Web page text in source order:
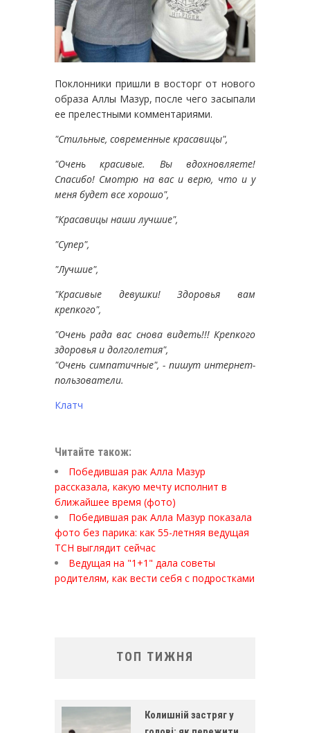
Поклонники пришли в восторг от нового
образа Аллы Мазур, после чего засыпали
ее прелестными комментариями.
"Стильные, современные красавицы",
"Очень красивые. Вы вдохновляете!
Спасибо! Смотрю на вас и верю, что и у
меня будет все хорошо",
"Красавицы наши лучшие",
"Супер",
"Лучшие",
"Красивые девушки! Здоровья вам
крепкого",
"Очень рада вас снова видеть!!! Крепкого
здоровья и долголетия",
"Очень симпатичные", - пишут интернет-
пользователи.
Клатч
Читайте також:
Победившая рак Алла Мазур
рассказала, какую мечту исполнит в
ближайшее время (фото)
Победившая рак Алла Мазур показала
фото без парика: как 55-летняя ведущая
ТСН выглядит сейчас
Ведущая на "1+1" дала советы
родителям, как вести себя с подростками
ТОП ТИЖНЯ
Колишній застряг у